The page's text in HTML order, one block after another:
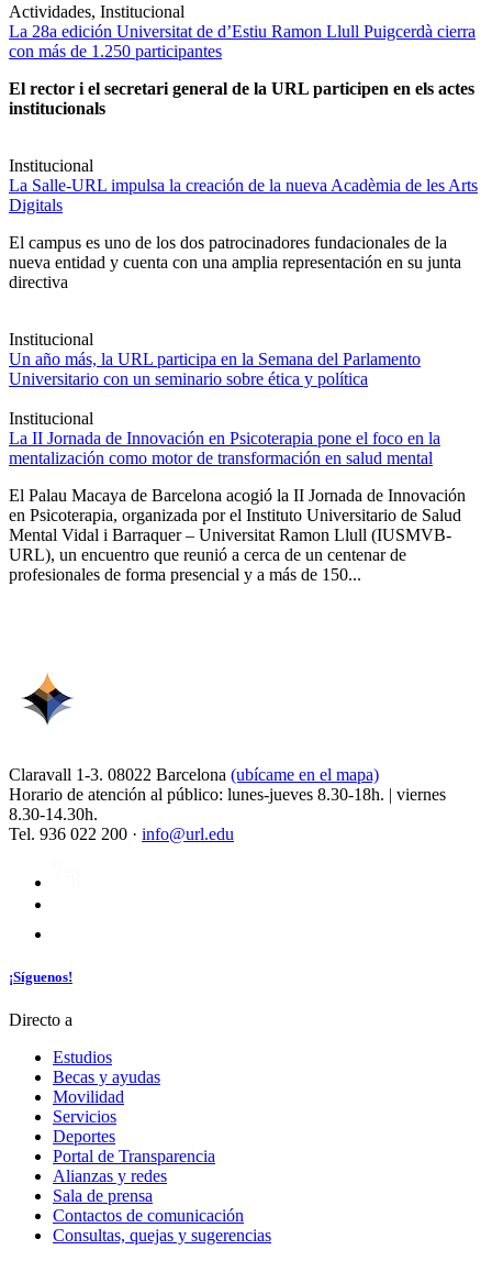
Actividades, Institucional
La 28a edición Universitat de d’Estiu Ramon Llull Puigcerdà cierra
con más de 1.250 participantes
El rector i el secretari general de la URL participen en els actes
institucionals
Institucional
La Salle-URL impulsa la creación de la nueva Acadèmia de les Arts
Digitals
El campus es uno de los dos patrocinadores fundacionales de la
nueva entidad y cuenta con una amplia representación en su junta
directiva
Institucional
Un año más, la URL participa en la Semana del Parlamento
Universitario con un seminario sobre ética y política
Institucional
La II Jornada de Innovación en Psicoterapia pone el foco en la
mentalización como motor de transformación en salud mental
El Palau Macaya de Barcelona acogió la II Jornada de Innovación
en Psicoterapia, organizada por el Instituto Universitario de Salud
Mental Vidal i Barraquer – Universitat Ramon Llull (IUSMVB-
URL), un encuentro que reunió a cerca de un centenar de
profesionales de forma presencial y a más de 150...
Claravall 1-3. 08022 Barcelona (ubícame en el mapa)
Horario de atención al público: lunes-jueves 8.30-18h. | viernes
8.30-14.30h.
Tel. 936 022 200 · info@url.edu
¡Síguenos!
Directo a
Estudios
Becas y ayudas
Movilidad
Servicios
Deportes
Portal de Transparencia
Alianzas y redes
Sala de prensa
Contactos de comunicación
Consultas, quejas y sugerencias